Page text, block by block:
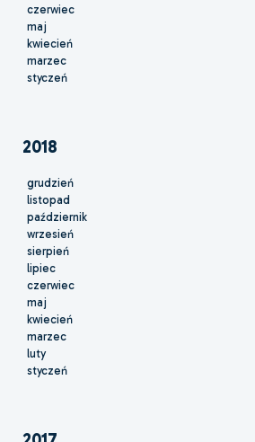
czerwiec
maj
kwiecień
marzec
styczeń
2018
grudzień
listopad
październik
wrzesień
sierpień
lipiec
czerwiec
maj
kwiecień
marzec
luty
styczeń